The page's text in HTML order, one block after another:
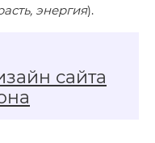
энергия).
сайта